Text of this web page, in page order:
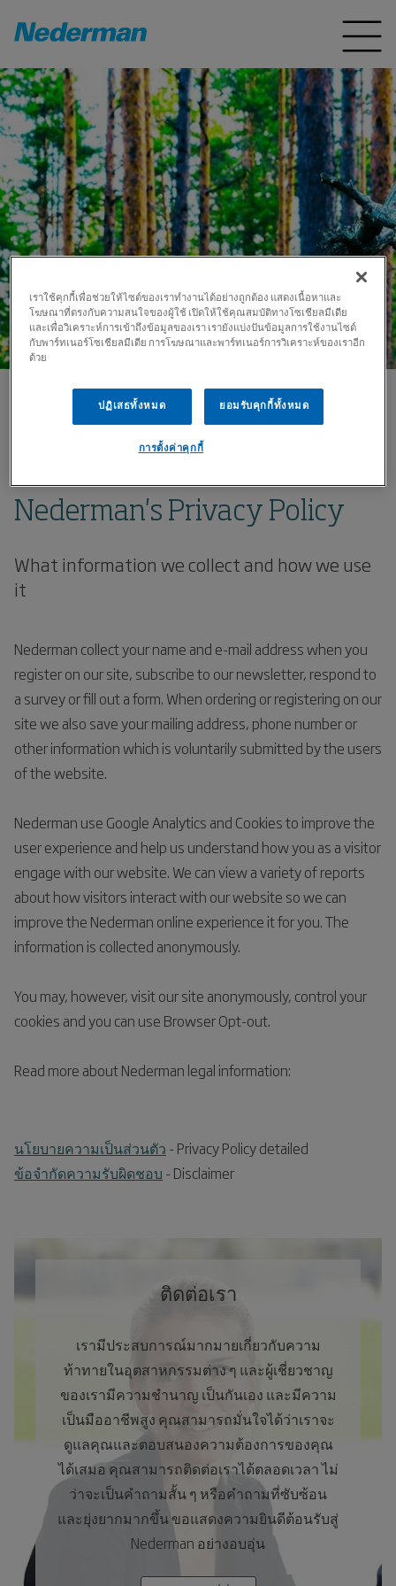
เกี่ยวกับเรา นโยบายความเป็นส่วนตัว
Nederman's Privacy Policy
What information we collect and how we use
it
Nederman collect your name and e-mail address when you
register on our site, subscribe to our newsletter, respond to
a survey or fill out a form. When ordering or registering on our
site we also save your mailing address, phone number or
other information which is voluntarily submitted by the users
of the website.
Nederman use Google Analytics and Cookies to improve the
user experience and help us understand how you as a visitor
engage with our website. We can view a variety of reports
about how visitors interact with our website so we can
improve the Nederman online experience it for you. The
information is collected anonymously.
You may, however, visit our site anonymously, control your
cookies and you can use Browser Opt-out.
Read more about Nederman legal information:
นโยบายความเป็นส่วนตัว - Privacy Policy detailed
ข้อจำกัดความรับผิดชอบ - Disclaimer
ติดต่อเรา
เรามีประสบการณ์มากมายเกี่ยวกับความ
ท้าทายในอุตสาหกรรมต่าง ๆ และผู้เชี่ยวชาญ
ของเรามีความชำนาญ เป็นกันเอง และมีความ
เป็นมืออาชีพสูง คุณสามารถมั่นใจได้ว่าเราจะ
ดูแลคุณและตอบสนองความต้องการของคุณ
ได้เสมอ คุณสามารถติดต่อเราได้ตลอดเวลา ไม่
ว่าจะเป็นคำถามสั้น ๆ หรือคำถามที่ซับซ้อน
และยุ่งยากมากขึ้น ขอแสดงความยินดีต้อนรับสู่
Nederman อย่างอบอุ่น
เราใช้คุกกี้เพื่อช่วยให้ไซต์ของเราทำงานได้อย่างถูกต้อง แสดงเนื้อหาและ
โฆษณาที่ตรงกับความสนใจของผู้ใช้ เปิดให้ใช้คุณสมบัติทางโซเชียลมีเดีย
และเพื่อวิเคราะห์การเข้าถึงข้อมูลของเรา เรายังแบ่งปันข้อมูลการใช้งานไซต์
กับพาร์ทเนอร์โซเชียลมีเดีย การโฆษณาและพาร์ทเนอร์การวิเคราะห์ของเราอีก
ด้วย
ปฏิเสธทั้งหมด ยอมรับคุกกี้ทั้งหมด
การตั้งค่าคุกกี้